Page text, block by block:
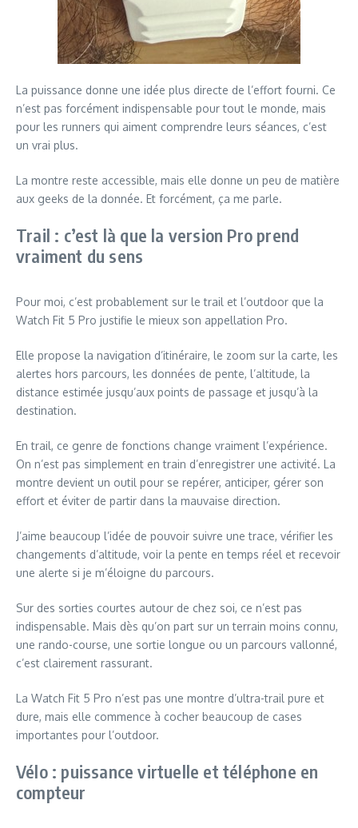
La puissance donne une idée plus directe de l’effort fourni. Ce
n’est pas forcément indispensable pour tout le monde, mais
pour les runners qui aiment comprendre leurs séances, c’est
un vrai plus.
La montre reste accessible, mais elle donne un peu de matière
aux geeks de la donnée. Et forcément, ça me parle.
Trail : c’est là que la version Pro prend
vraiment du sens
Pour moi, c’est probablement sur le trail et l’outdoor que la
Watch Fit 5 Pro justifie le mieux son appellation Pro.
Elle propose la navigation d’itinéraire, le zoom sur la carte, les
alertes hors parcours, les données de pente, l’altitude, la
distance estimée jusqu’aux points de passage et jusqu’à la
destination.
En trail, ce genre de fonctions change vraiment l’expérience.
On n’est pas simplement en train d’enregistrer une activité. La
montre devient un outil pour se repérer, anticiper, gérer son
effort et éviter de partir dans la mauvaise direction.
J’aime beaucoup l’idée de pouvoir suivre une trace, vérifier les
changements d’altitude, voir la pente en temps réel et recevoir
une alerte si je m’éloigne du parcours.
Sur des sorties courtes autour de chez soi, ce n’est pas
indispensable. Mais dès qu’on part sur un terrain moins connu,
une rando-course, une sortie longue ou un parcours vallonné,
c’est clairement rassurant.
La Watch Fit 5 Pro n’est pas une montre d’ultra-trail pure et
dure, mais elle commence à cocher beaucoup de cases
importantes pour l’outdoor.
Vélo : puissance virtuelle et téléphone en
compteur